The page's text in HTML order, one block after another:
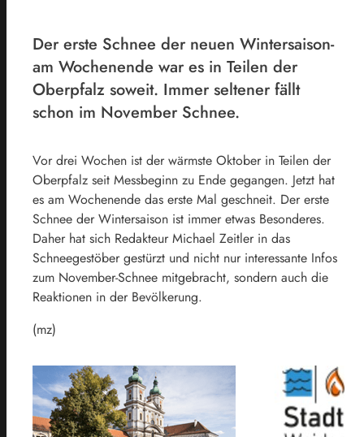
Der erste Schnee der neuen Wintersaison-
am Wochenende war es in Teilen der
Oberpfalz soweit. Immer seltener fällt
schon im November Schnee.
Vor drei Wochen ist der wärmste Oktober in Teilen der
Oberpfalz seit Messbeginn zu Ende gegangen. Jetzt hat
es am Wochenende das erste Mal geschneit. Der erste
Schnee der Wintersaison ist immer etwas Besonderes.
Daher hat sich Redakteur Michael Zeitler in das
Schneegestöber gestürzt und nicht nur interessante Infos
zum November-Schnee mitgebracht, sondern auch die
Reaktionen in der Bevölkerung.
(mz)